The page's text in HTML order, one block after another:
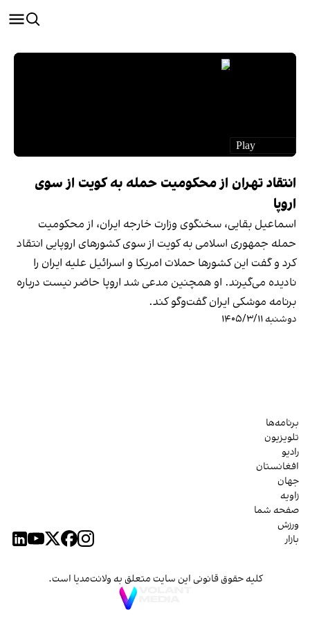
انتقاد تهران از محکومیت حمله به کویت از سوی
اروپا
اسماعیل بقایی، سخنگوی وزارت خارجه ایران، از محکومیت
حمله جمهوری اسلامی به کویت از سوی کشورهای اروپایی انتقاد
کرد و گفت این کشورها حملات امریکا و اسرائیل علیه ایران را
نادیده می‌گیرند. او همچنین مدعی شد اروپا حاضر نیست درباره
برنامه موشکی ایران گفت‌وگو کند.
دوشنبه ۱۴۰۵/۳/۱۱
برنامه‌ها
تلویزیون
رادیو
افغانستان
جهان
زاویه
صفحه شما
ورزش
بازار
کلیه حقوق قانونی این سایت متعلق به ولانت‌مدیا است.